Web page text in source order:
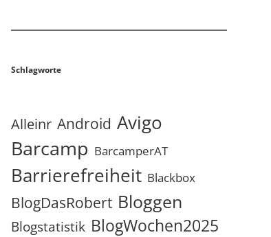
Schlagworte
Alleinr Android Avigo
Barcamp BarcamperAT
Barrierefreiheit Blackbox
BlogDasRobert Bloggen
Blogstatistik BlogWochen2025